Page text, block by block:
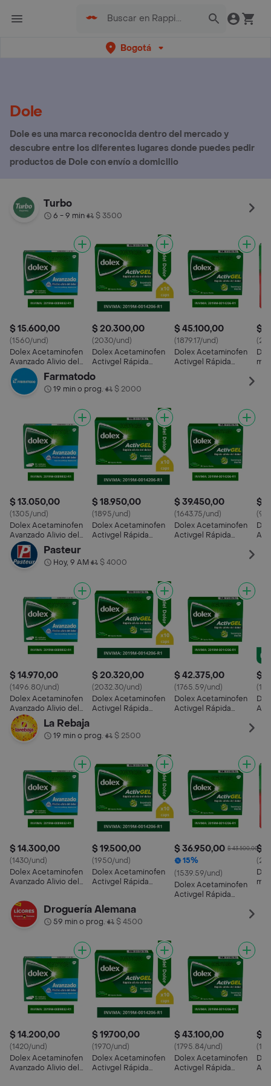
Bogotá
Dole
Dole es una marca reconocida dentro del mercado y
descubre entre los diferentes lugares donde puedes pedir
productos de Dole con envío a domicilio
Turbo
6 - 9 min• $ 3500
$ 15.600,00
(1560/und)
Dolex Acetaminofen
Avanzado Alivio del
Dolor y la Fiebre x 10
$ 20.300,00
(2030/und)
Dolex Acetaminofen
Activgel Rápida
Tecnología x 10
$ 45.100,00
(1879.17/und)
Dolex Acetaminofen
Activgel Rápida
$
mg)
Farmatodo
19 min o prog.• $ 2000
$ 13.050,00
(1305/und)
Dolex Acetaminofen
Avanzado Alivio del
Dolor y la Fiebre x 10
$ 18.950,00
(1895/und)
Dolex Acetaminofen
Activgel Rápida
$ 39.450,00
(1643.75/und)
Dolex Acetaminofen
Activgel Rápida
$
Pasteur
Hoy, 9 AM• $ 4000
$ 14.970,00
(1496.80/und)
Dolex Acetaminofen
Avanzado Alivio del
Dolor y la Fiebre x 10
$ 20.320,00
(2032.30/und)
Dolex Acetaminofen
Activgel Rápida
$ 42.375,00
(1765.59/und)
Dolex Acetaminofen
Activgel Rápida
$
La Rebaja
19 min o prog.• $ 2500
$ 14.300,00
(1430/und)
Dolex Acetaminofen
Avanzado Alivio del
$ 19.500,00
(1950/und)
Dolex Acetaminofen
Activgel Rápida
$ 36.950,00 $ 43.500,00
15%
(1539.59/und)
Dolex Acetaminofen
Activgel Rápida
$
mg)
Droguería Alemana
59 min o prog.• $ 4500
$ 14.200,00
(1420/und)
Dolex Acetaminofen
Avanzado Alivio del
$ 19.700,00
(1970/und)
Dolex Acetaminofen
Activgel Rápida
$ 43.100,00
(1795.84/und)
Dolex Acetaminofen
Activgel Rápida
$